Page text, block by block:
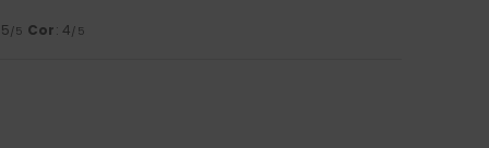
/5 Cor: 4/5